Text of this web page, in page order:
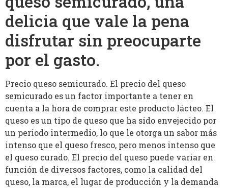
delicia que vale la pena
disfrutar sin preocuparte
por el gasto.
Precio queso semicurado. El precio del queso
semicurado es un factor importante a tener en
cuenta a la hora de comprar este producto lácteo. El
queso es un tipo de queso que ha sido envejecido por
un periodo intermedio, lo que le otorga un sabor más
intenso que el queso fresco, pero menos intenso que
el queso curado. El precio del queso puede variar en
función de diversos factores, como la calidad del
queso, la marca, el lugar de producción y la demanda